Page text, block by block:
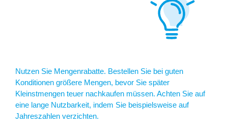
Nutzen Sie Mengenrabatte. Bestellen Sie bei guten
Konditionen größere Mengen, bevor Sie später
Kleinstmengen teuer nachkaufen müssen. Achten Sie auf
eine lange Nutzbarkeit, indem Sie beispielsweise auf
Jahreszahlen verzichten.